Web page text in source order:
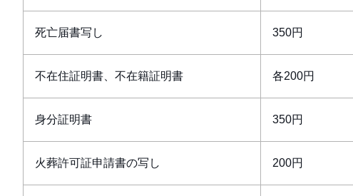
死亡届書写し 350円
不在住証明書、不在籍証明書 各200円
身分証明書 350円
火葬許可証申請書の写し 200円